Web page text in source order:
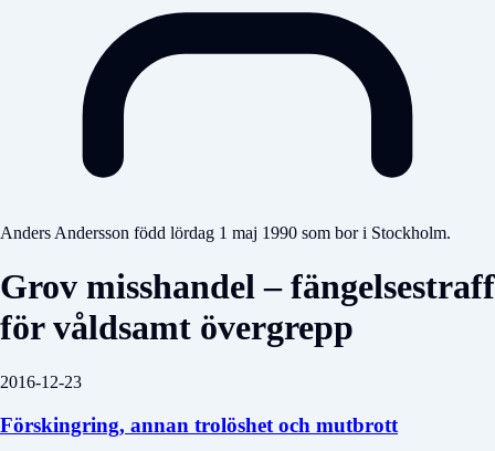
Anders Andersson född lördag 1 maj 1990 som bor i Stockholm.
Grov misshandel – fängelsestraff
för våldsamt övergrepp
2016-12-23
Förskingring, annan trolöshet och mutbrott